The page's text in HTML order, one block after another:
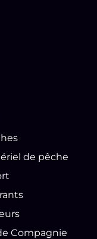
de pêche
Compagnie